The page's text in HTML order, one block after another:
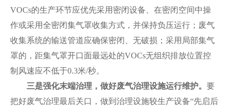
VOCs的生产环节应优先采用密闭设备、在密闭空间中操
作或采用全密闭集气罩收集方式，并保持负压运行；废气
收集系统的输送管道应确保密闭、无破损；采用局部集气
罩的，距集气罩开口面最远处的VOCs无组织排放位置控
制风速应不低于0.3米/秒。
三是强化末端治理，做好废气治理设施运行维护。 要
把好废气治理最后关口，做到治理设施较生产设备“先启后